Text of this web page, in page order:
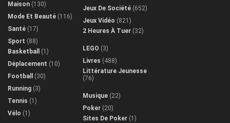
Maison (130)
Mode Et Beauté (116)
Santé (17)
Sport (88)
Basketball
(1)
Déplacement (10)
Football
(30)
Running (3)
Tennis (1)
Vélo (1)
Jeux De Société (652)
Jeux Vidéo (821)
2 Heures À Tuer (32)
LEGO (3)
Livres (488)
Littérature Jeunesse
(76)
Musique (22)
Poker (20)
Sites De Poker (1)